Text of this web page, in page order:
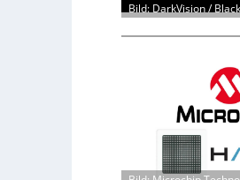
Bild: DarkVision /